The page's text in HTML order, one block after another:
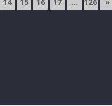
14 15 16 17 ... 126 »